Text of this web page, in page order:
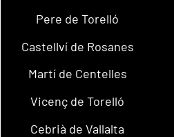
Pere de Torelló
Castellví de Rosanes
Martí de Centelles
Vicenç de Torelló
Cebrià de Vallalta